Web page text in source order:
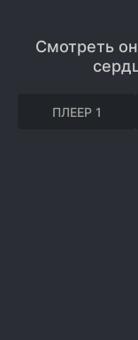
Смотреть
ПЛЕЕР 1